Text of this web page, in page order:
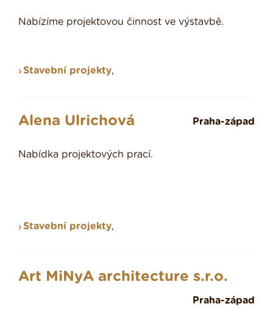
Nabízíme projektovou činnost ve výstavbě.
Stavební projekty,
Alena Ulrichová Praha-západ
Nabídka projektových prací.
Stavební projekty,
Art MiNyA architecture s.r.o.
Praha-západ